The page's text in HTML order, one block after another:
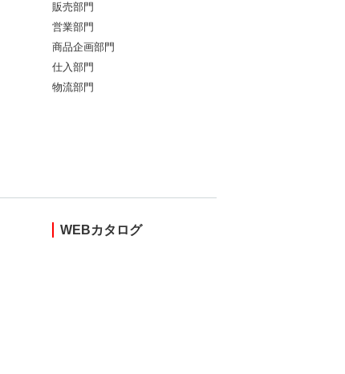
販売部門
営業部門
商品企画部門
仕入部門
物流部門
WEBカタログ